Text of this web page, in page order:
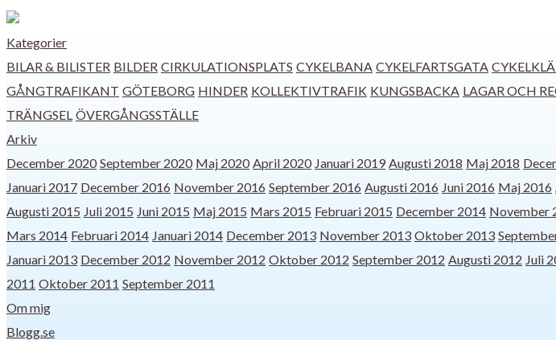
Kategorier
BILAR & BILISTER BILDER CIRKULATIONSPLATS CYKELBANA CYKELFARTSGATA
GÅNGTRAFIKANT GÖTEBORG HINDER KOLLEKTIVTRAFIK KUNGSBACKA LAGAR OCH
TRÄNGSEL ÖVERGÅNGSSTÄLLE
Arkiv
December 2020 September 2020 Maj 2020 April 2020 Januari 2019 Augusti 2018 Maj 2018
Januari 2017 December 2016 November 2016 September 2016 Augusti 2016 Juni 2016 Maj 2016
Augusti 2015 Juli 2015 Juni 2015 Maj 2015 Mars 2015 Februari 2015 December 2014 November
Mars 2014 Februari 2014 Januari 2014 December 2013 November 2013 Oktober 2013
Januari 2013 December 2012 November 2012 Oktober 2012 September 2012 Augusti 2012 Juli
2011 Oktober 2011 September 2011
Om mig
Blogg.se